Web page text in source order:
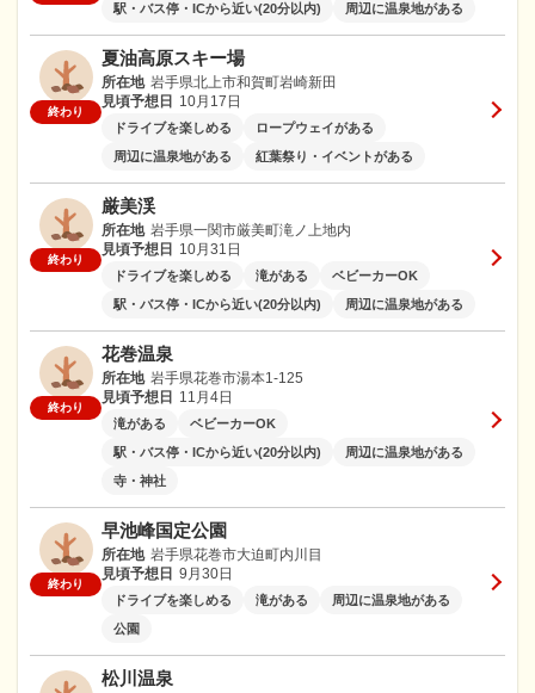
駅・バス停・ICから近い(20分以内) 周辺に温泉地がある
終わり
夏油高原スキー場
所在地 岩手県北上市和賀町岩崎新田
見頃予想日
10月17日
ドライブを楽しめる
ロープウェイがある
周辺に温泉地がある
紅葉祭り・イベントがある
終わり
厳美渓
所在地 岩手県一関市厳美町滝ノ上地内
見頃予想日
10月31日
ドライブを楽しめる 滝がある
ベビーカーOK
駅・バス停・ICから近い(20分以内)
周辺に温泉地がある
終わり
花巻温泉
所在地 岩手県花巻市湯本1-125
見頃予想日
11月4日
滝がある
ベビーカーOK
駅・バス停・ICから近い(20分以内)
周辺に温泉地がある
寺・神社
終わり
早池峰国定公園
所在地 岩手県花巻市大迫町内川目
見頃予想日 9月30日
ドライブを楽しめる 滝がある
周辺に温泉地がある
公園
松川温泉